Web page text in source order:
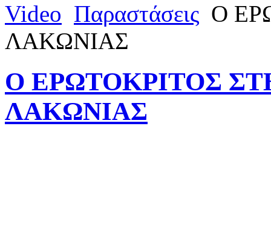
Video Παραστάσεις Ο
ΛΑΚΩΝΙΑΣ
Ο ΕΡΩΤΟΚΡΙΤΟΣ
ΛΑΚΩΝΙΑΣ